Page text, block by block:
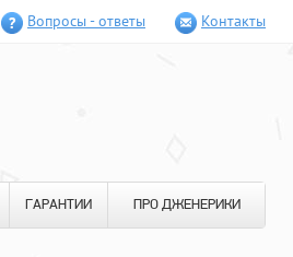
Вопросы - ответы Контакты
ГАРАНТИИ ПРО ДЖЕНЕРИКИ